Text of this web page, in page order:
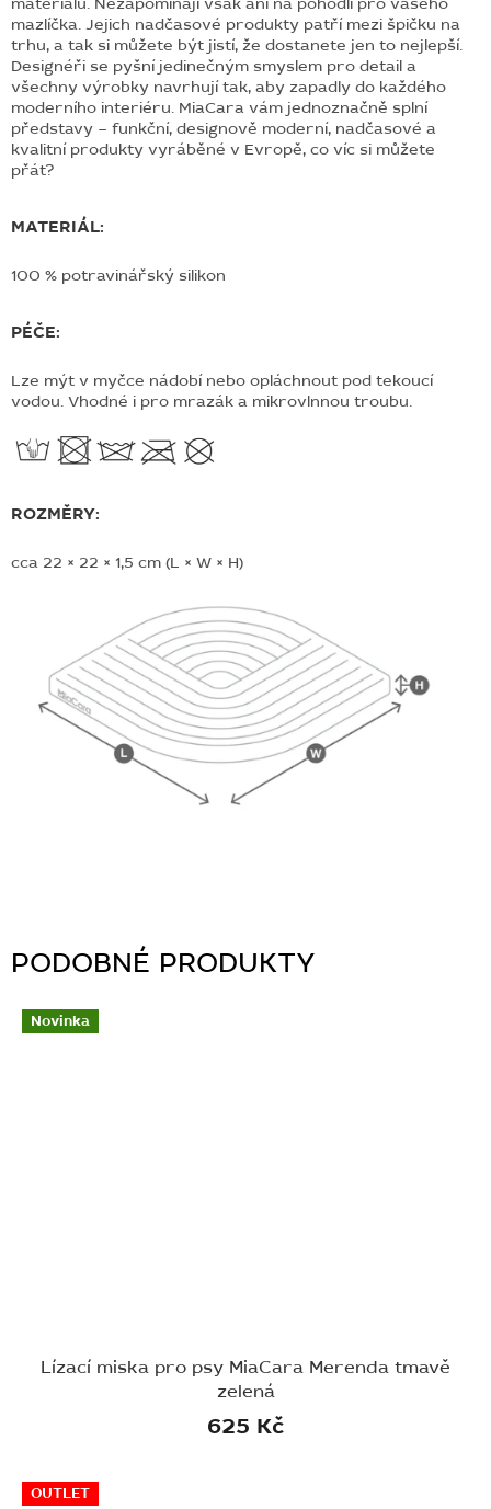
mazlíčka. Jejich nadčasové produkty patří mezi špičku na
trhu, a tak si můžete být jistí, že dostanete jen to nejlepší.
Designéři se pyšní jedinečným smyslem pro detail a
všechny výrobky navrhují tak, aby zapadly do každého
moderního interiéru. MiaCara vám jednoznačně splní
představy – funkční, designově moderní, nadčasové a
kvalitní produkty vyráběné v Evropě, co víc si můžete
přát?
MATERIÁL:
100 % potravinářský silikon
PÉČE:
Lze mýt v myčce nádobí nebo opláchnout pod tekoucí
vodou. Vhodné i pro mrazák a mikrovlnnou troubu.
ROZMĚRY:
cca 22 × 22 × 1,5 cm (L × W × H)
Novinka
Lízací miska pro psy MiaCara Merenda tmavě
zelená
625 Kč
OUTLET